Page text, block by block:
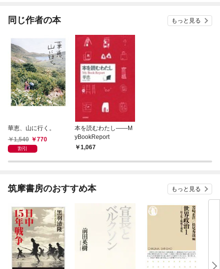
同じ作者の本 もっと見る
華恵、山に行く。
1,540
770
割引
本を読むわたし――M
yBookReport
1,067
筑摩書房のおすすめ本 もっと見る